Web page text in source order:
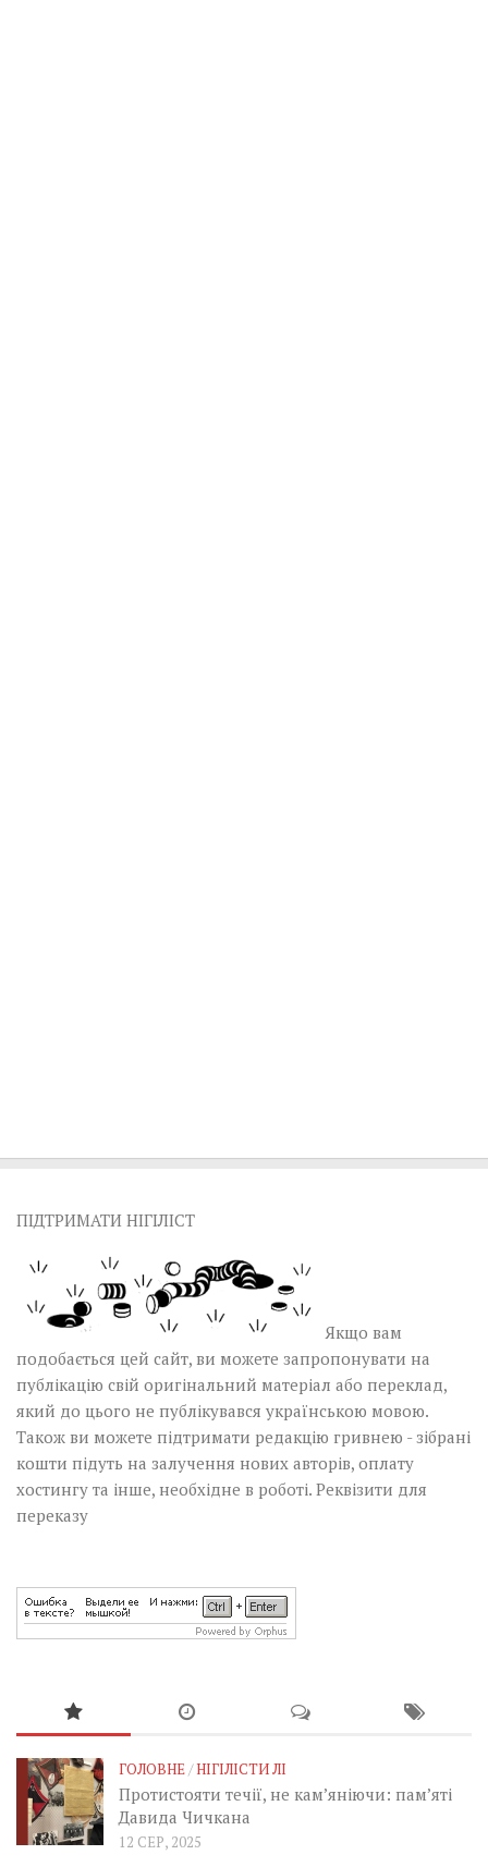
ПІДТРИМАТИ НІГІЛІСТ
Якщо вам
подобається цей сайт, ви можете запропонувати на
публікацію свій оригінальний матеріал або переклад,
який до цього не публікувався українською мовою.
Також ви можете підтримати редакцію гривнею - зібрані
кошти підуть на залучення нових авторів, оплату
хостингу та інше, необхідне в роботі. Реквізити для
переказу
ГОЛОВНЕ/НІГІЛІСТИ ЛІ
Протистояти течії, не кам’яніючи: пам’яті
Давида Чичкана
12 СЕР, 2025